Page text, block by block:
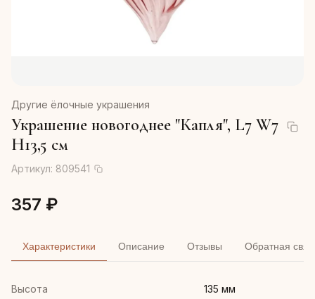
Другие ёлочные украшения
Украшение новогоднее "Капля", L7 W7
H13,5 см
Артикул: 809541
357 ₽
Характеристики Описание Отзывы Обратная
Высота 135 мм